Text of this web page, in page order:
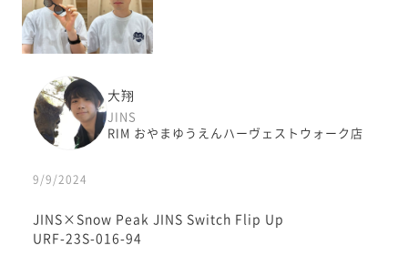
大翔
JINS
RIM おやまゆうえんハーヴェストウォーク店
9/9/2024
JINS×Snow Peak JINS Switch Flip Up
URF-23S-016-94